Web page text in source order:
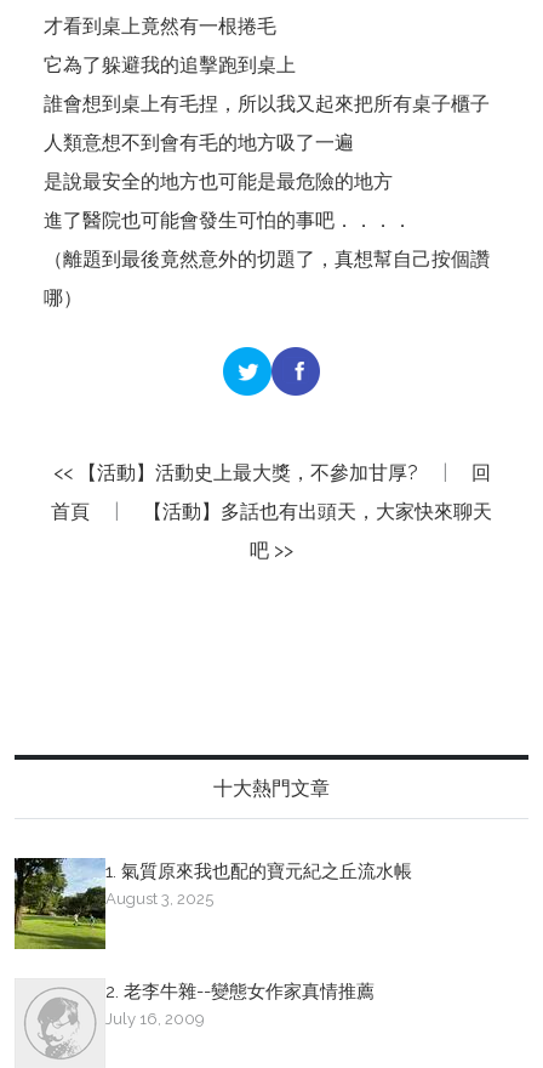
才看到桌上竟然有一根捲毛
它為了躲避我的追擊跑到桌上
誰會想到桌上有毛捏，所以我又起來把所有桌子櫃子
人類意想不到會有毛的地方吸了一遍
是說最安全的地方也可能是最危險的地方
進了醫院也可能會發生可怕的事吧．．．．
（離題到最後竟然意外的切題了，真想幫自己按個讚
哪）
<< 【活動】活動史上最大獎，不參加甘厚?
回
首頁
【活動】多話也有出頭天，大家快來聊天
吧 >>
十大熱門文章
1. 氣質原來我也配的寶元紀之丘流水帳
August 3, 2025
2. 老李牛雜--變態女作家真情推薦
July 16, 2009